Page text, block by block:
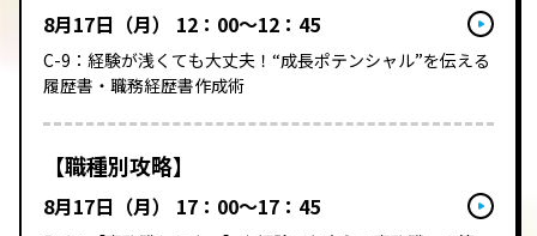
8月17日（月） 12：00～12：45
C-9：経験が浅くても大丈夫！“成長ポテンシャル”を伝える
履歴書・職務経歴書作成術
【職種別攻略】
8月17日（月） 17：00～17：45